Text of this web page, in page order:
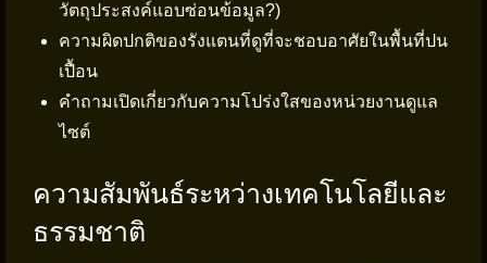
วัตถุประสงค์แอบซ่อนข้อมูล?)
ความผิดปกติของรังแตนที่ดูที่จะชอบอาศัยในพื้นที่ปน
เปื้อน
คำถามเปิดเกี่ยวกับความโปร่งใสของหน่วยงานดูแล
ไซต์
ความสัมพันธ์ระหว่างเทคโนโลยีและ
ธรรมชาติ